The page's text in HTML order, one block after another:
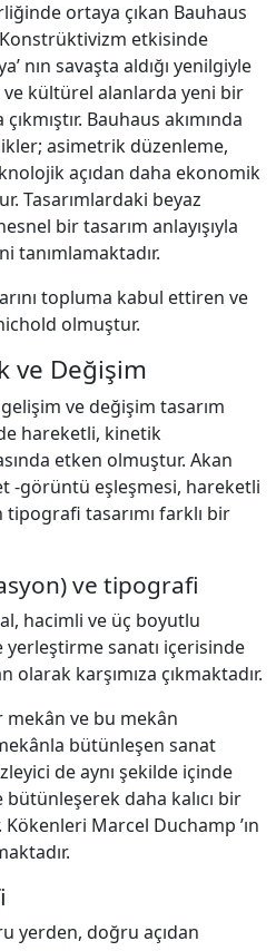
ortaya çıkan Bauhaus
Konstrüktivizm etkisinde
nın savaşta aldığı yenilgiyle
kültürel alanlarda yeni bir
Bauhaus akımında
asimetrik düzenleme,
açıdan daha ekonomik
Tasarımlardaki beyaz
bir tasarım anlayışıyla
tanımlamaktadır.
topluma kabul ettiren ve
olmuştur.
ve Değişim
ve değişim tasarım
hareketli, kinetik
etken olmuştur. Akan
-görüntü eşleşmesi, hareketli
tasarımı farklı bir
ve tipografi
hacimli ve üç boyutlu
sanatı içerisinde
karşımıza çıkmaktadır.
mekân ve bu mekân
bütünleşen sanat
de aynı şekilde içinde
bütünleşerek daha kalıcı bir
Marcel Duchamp ’ın
yerden, doğru açıdan